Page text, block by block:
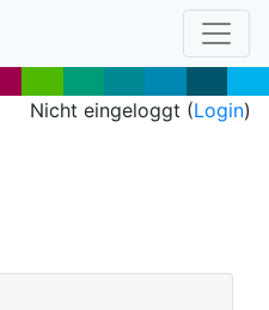
Nicht eingeloggt (Login)